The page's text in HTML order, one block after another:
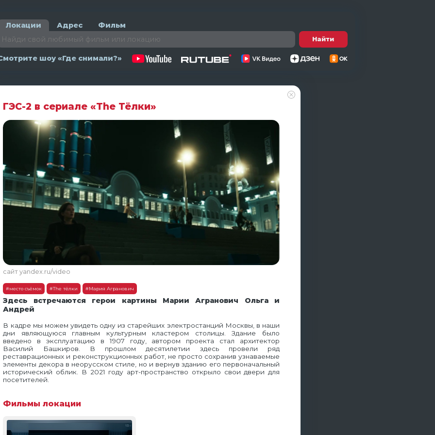
Локации Адрес Фильм
Найти
шоу «Где снимали?»
ГЭС-2 в сериале «The Тёлки»
сайт yandex.ru/video
#место съёмок #The тёлки #Мария Агранович
Здесь встречаются герои картины Марии Агранович Ольга и
Андрей
В кадре мы можем увидеть одну из старейших электростанций Москвы, в наши
дни являющуюся главным культурным кластером столицы. Здание было
введено в эксплуатацию в 1907 году, автором проекта стал архитектор
Василий Башкиров. В прошлом десятилетии здесь провели ряд
реставрационных и реконструкционных работ, не просто сохранив узнаваемые
элементы декора в неорусском стиле, но и вернув зданию его первоначальный
исторический облик. В 2021 году арт-пространство открыло свои двери для
посетителей.
Фильмы локации